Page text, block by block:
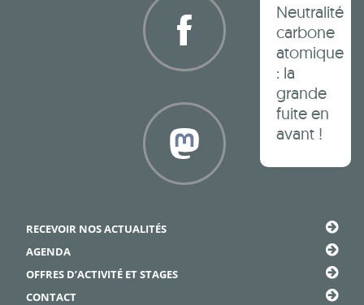
Neutralité
carbone
atomique
: la
grande
fuite en
avant !
RECEVOIR NOS ACTUALITÉS
AGENDA
OFFRES D’ACTIVITÉ ET STAGES
CONTACT